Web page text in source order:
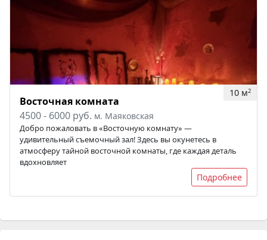
10 м2
Восточная комната
4500 - 6000 руб. м. Маяковская
Добро пожаловать в «Восточную комнату» —
удивительный съемочный зал! Здесь вы окунетесь в
атмосферу тайной восточной комнаты, где каждая деталь
вдохновляет
Подробнее